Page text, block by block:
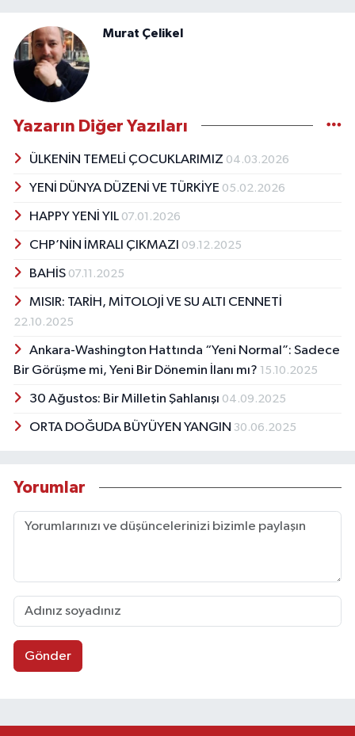
Murat Çelikel
Yazarın Diğer Yazıları
ÜLKENİN TEMELİ ÇOCUKLARIMIZ 04.03.2026
YENİ DÜNYA DÜZENİ VE TÜRKİYE 05.02.2026
HAPPY YENİ YIL 07.01.2026
CHP’NİN İMRALI ÇIKMAZI 09.12.2025
BAHİS 07.11.2025
MISIR: TARİH, MİTOLOJİ VE SU ALTI CENNETİ
22.10.2025
Ankara-Washington Hattında “Yeni Normal”: Sadece
Bir Görüşme mi, Yeni Bir Dönemin İlanı mı? 15.10.2025
30 Ağustos: Bir Milletin Şahlanışı 04.09.2025
ORTA DOĞUDA BÜYÜYEN YANGIN 30.06.2025
Yorumlar
Gönder